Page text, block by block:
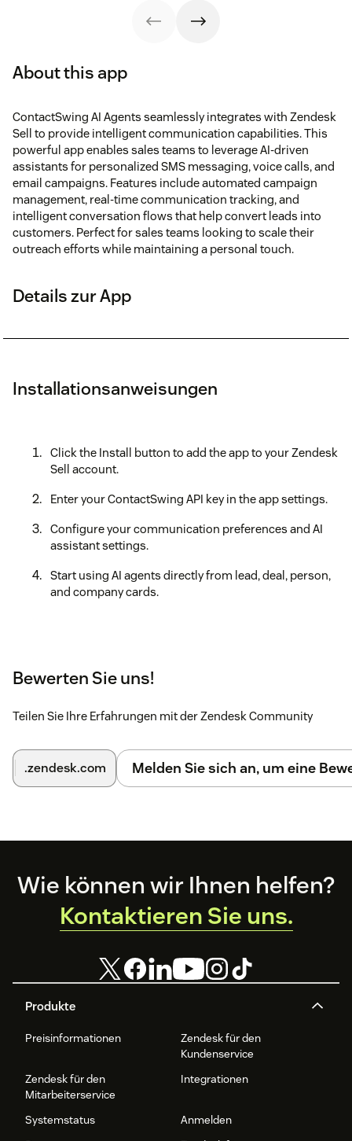
About this app
ContactSwing AI Agents seamlessly integrates with Zendesk
Sell to provide intelligent communication capabilities. This
powerful app enables sales teams to leverage AI-driven
assistants for personalized SMS messaging, voice calls, and
email campaigns. Features include automated campaign
management, real-time communication tracking, and
intelligent conversation flows that help convert leads into
customers. Perfect for sales teams looking to scale their
outreach efforts while maintaining a personal touch.
Details zur App
Installationsanweisungen
Click the Install button to add the app to your Zendesk
Sell account.
Enter your ContactSwing API key in the app settings.
Configure your communication preferences and AI
assistant settings.
Start using AI agents directly from lead, deal, person,
and company cards.
Bewerten Sie uns!
Teilen Sie Ihre Erfahrungen mit der Zendesk Community
.zendesk.com Melden Sie sich an, um eine
Footer
Produkte
Preisinformationen
Zendesk für den
Kundenservice
Zendesk für den
Mitarbeiterservice
Integrationen
Systemstatus
Anmelden
Wie können wir Ihnen helfen?
Kontaktieren Sie uns.